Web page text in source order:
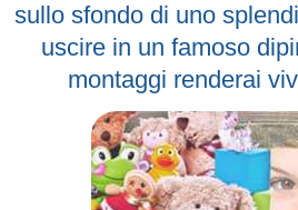
sullo sfondo di uno
uscire in un famoso
montaggi renderai